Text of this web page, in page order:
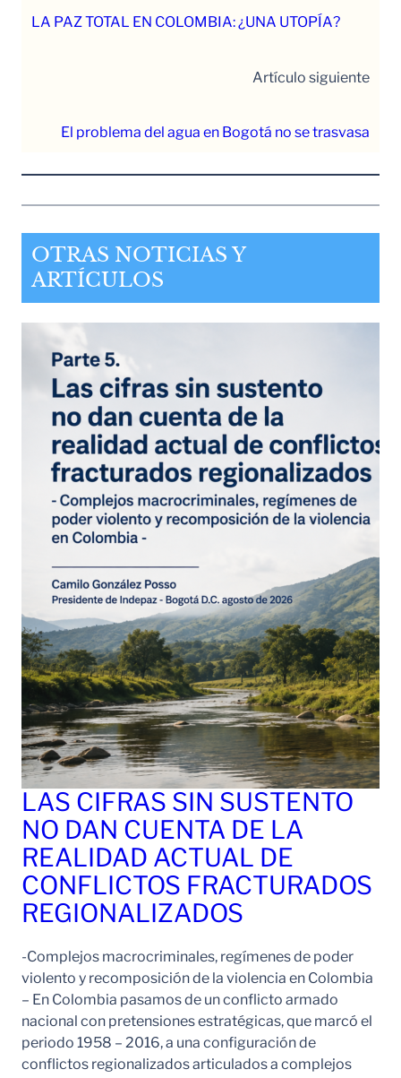
LA PAZ TOTAL EN COLOMBIA: ¿UNA UTOPÍA?
Artículo siguiente
El problema del agua en Bogotá no se trasvasa
OTRAS NOTICIAS Y
ARTÍCULOS
LAS CIFRAS SIN SUSTENTO
NO DAN CUENTA DE LA
REALIDAD ACTUAL DE
CONFLICTOS FRACTURADOS
REGIONALIZADOS
-Complejos macrocriminales, regímenes de poder
violento y recomposición de la violencia en Colombia
– En Colombia pasamos de un conflicto armado
nacional con pretensiones estratégicas, que marcó el
periodo 1958 – 2016, a una configuración de
conflictos regionalizados articulados a complejos